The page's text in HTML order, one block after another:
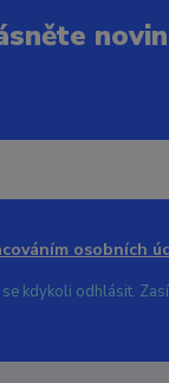
osobních
se kdykoli odhlásit.